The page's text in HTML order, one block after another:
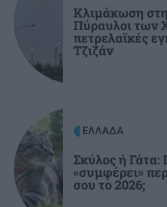
Ηράκλειο: Μεγάλη
Ποιες περιοχές θα
Κλιμάκωση
Πύραυλοι των
πετρελαϊκές
Τζιζάν
ΕΛΛΑΔΑ
Σκύλος ή Γάτα:
«συμφέρει»
σου το 2026;